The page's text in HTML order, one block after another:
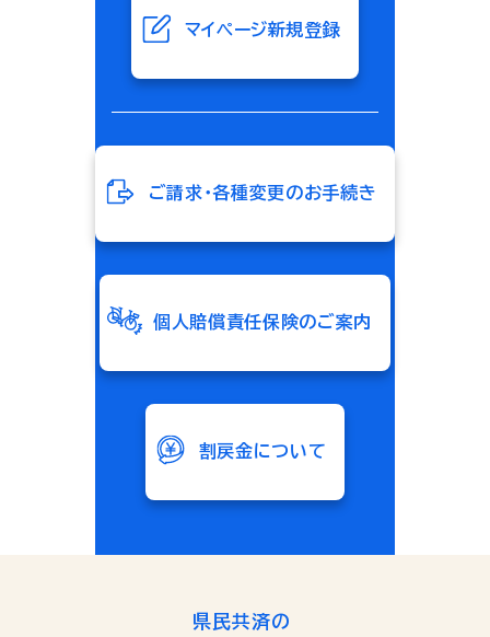
マイページ新規登録
ご請求・各種変更のお手続き
個人賠償責任保険のご案内
割戻金について
県民共済の